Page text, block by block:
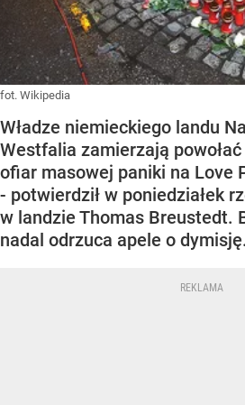
fot. Wikipedia
Władze niemieckiego landu
Westfalia zamierzają
ofiar masowej paniki na Love
- potwierdził w poniedziałek
w landzie Thomas Breustedt.
nadal odrzuca apele o dymisję.